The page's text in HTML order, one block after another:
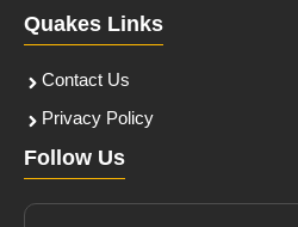
Quakes Links
Contact Us
Privacy Policy
Follow Us